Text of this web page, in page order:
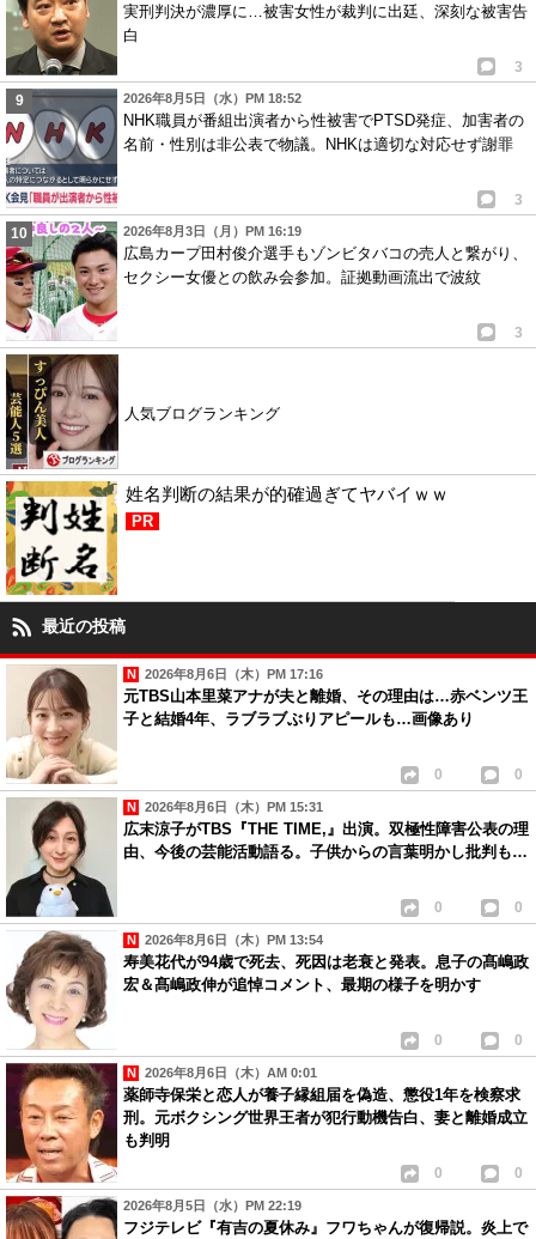
実刑判決が濃厚に…被害女性が裁判に出廷、深刻な被害告
白
3
2026年8月5日（水）PM 18:52
NHK職員が番組出演者から性被害でPTSD発症、加害者の
名前・性別は非公表で物議。NHKは適切な対応せず謝罪
3
2026年8月3日（月）PM 16:19
広島カープ田村俊介選手もゾンビタバコの売人と繋がり、
セクシー女優との飲み会参加。証拠動画流出で波紋
3
人気ブログランキング
姓名判断の結果が的確過ぎてヤバイｗｗ
PR
最近の投稿
2026年8月6日（木）PM 17:16
元TBS山本里菜アナが夫と離婚、その理由は…赤ベンツ王
子と結婚4年、ラブラブぶりアピールも…画像あり
0 0
2026年8月6日（木）PM 15:31
広末涼子がTBS『THE TIME,』出演。双極性障害公表の理
由、今後の芸能活動語る。子供からの言葉明かし批判も…
0 0
2026年8月6日（木）PM 13:54
寿美花代が94歳で死去、死因は老衰と発表。息子の髙嶋政
宏＆髙嶋政伸が追悼コメント、最期の様子を明かす
0 0
2026年8月6日（木）AM 0:01
薬師寺保栄と恋人が養子縁組届を偽造、懲役1年を検察求
刑。元ボクシング世界王者が犯行動機告白、妻と離婚成立
も判明
0 0
2026年8月5日（水）PM 22:19
フジテレビ『有吉の夏休み』フワちゃんが復帰説。炎上で